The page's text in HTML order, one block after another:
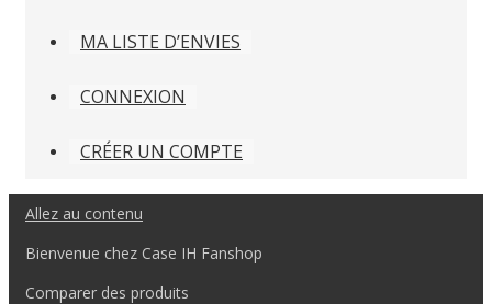
MA LISTE D’ENVIES
CONNEXION
CRÉER UN COMPTE
Allez au contenu
Bienvenue chez Case IH Fanshop
Comparer des produits